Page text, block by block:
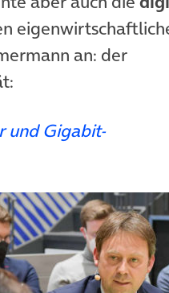
an: der
und Gigabit-